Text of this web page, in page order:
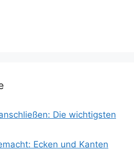
Die wichtigsten
Ecken und Kanten